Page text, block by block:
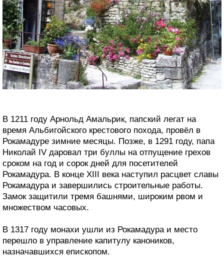
В 1211 году Арнольд Амальрик, папский легат на
время Альбигойского крестового похода, провёл в
Рокамадуре зимние месяцы. Позже, в 1291 году, папа
Николай IV даровал три буллы на отпущение грехов
сроком на год и сорок дней для посетителей
Рокамадура. В конце XIII века наступил расцвет славы
Рокамадура и завершились строительные работы.
Замок защитили тремя башнями, широким рвом и
множеством часовых.
В 1317 году монахи ушли из Рокамадура и место
перешло в управление капитулу каноников,
назначавшихся епископом.